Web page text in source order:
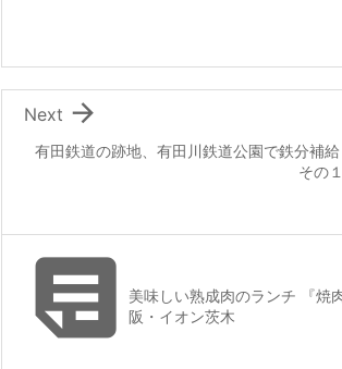
有田鉄道の跡地、有田川鉄道公園で鉄分補給
その

Next
美味しい熟成肉のランチ 『焼
阪・イオン茨木